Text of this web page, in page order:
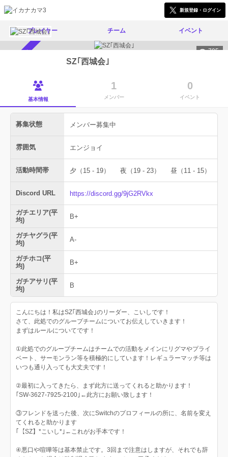
新規登録・ログイン
プレイヤー チーム イベント
795
SZ｢西城会｣
基本情報
1
メンバー
0
イベント
募集状態 メンバー募集中
雰囲気 エンジョイ
活動時間帯 夕（15 - 19） 夜（19 - 23） 昼（11 - 15）
Discord URL https://discord.gg/9jG2RVkx
ガチエリア(平
均)
B+
ガチヤグラ(平
均)
A-
ガチホコ(平
均)
B+
ガチアサリ(平
均)
B
こんにちは！私はSZ｢西城会｣のリーダー、こいしです！
さて、此処でのグループチームについてお伝えしていきます！
まずはルールについてです！
①此処でのグループチームはチームでの活動をメインにリグマやプライ
ベート、サーモンラン等を積極的にしています！レギュラーマッチ等は
いつも通り入っても大丈夫です！
②最初に入ってきたら、まず此方に送ってくれると助かります！
｢SW-3627-7925-2100｣←此方にお願い致します！
③フレンドを送った後、次にSwitchのプロフィールの所に、名前を変え
てくれると助かります
｢【SZ】*こいし*｣←これがお手本です！
④悪口や喧嘩等は基本禁止です。3回まで注意はしますが、それでも辞